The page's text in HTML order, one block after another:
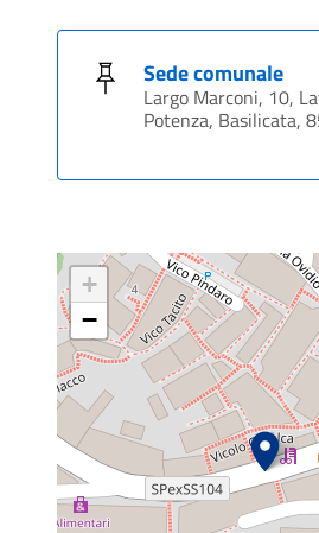
Sede comunale
Largo Marconi, 10,
Potenza, Basilicata,
+
−